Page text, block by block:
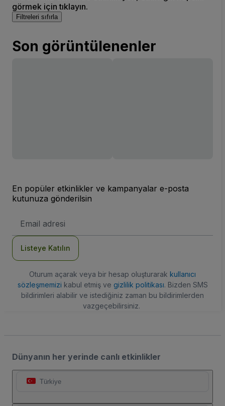
görmek için tıklayın.
Filtreleri sıfırla
Son görüntülenenler
En popüler etkinlikler ve kampanyalar e-posta
kutunuza gönderilsin
posta
Listeye Katılın
Oturum açarak veya bir hesap oluşturarak kullanıcı
sözleşmemizi kabul etmiş ve gizlilik politikası. Bizden SMS
bildirimleri alabilir ve istediğiniz zaman bu bildirimlerden
vazgeçebilirsiniz.
Dünyanın her yerinde canlı etkinlikler
Türkiye